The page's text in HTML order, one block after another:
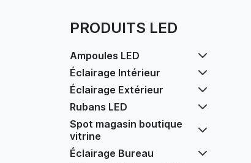
PRODUITS LED
Ampoules LED
Éclairage Intérieur
Éclairage Extérieur
Rubans LED
Spot magasin boutique
vitrine
Éclairage Bureau